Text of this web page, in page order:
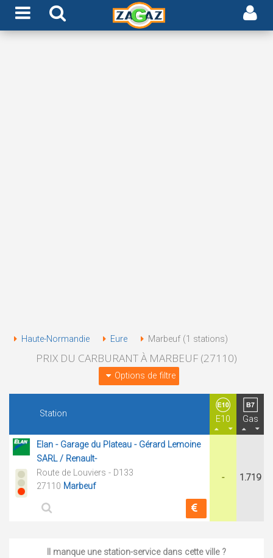
Haute-Normandie Eure Marbeuf (1 stations)
PRIX DU CARBURANT À MARBEUF (27110)
Options de filtre
Station
E10 Gas
Elan - Garage du Plateau - Gérard Lemoine
SARL / Renault-
Route de Louviers - D133
27110 Marbeuf
- 1.719
Il manque une station-service dans cette ville ?